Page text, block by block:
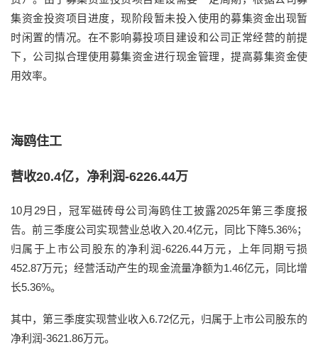
集资金投资项目进度，现阶段暂未投入使用的募集资金出现暂
时闲置的情况。在不影响募投项目建设和公司正常经营的前提
下，公司拟合理使用募集资金进行现金管理，提高募集资金使
用效率。
海鸥住工
营收20.4亿，净利润-6226.44万
10月29日，冠军磁砖母公司海鸥住工披露2025年第三季度报
告。前三季度公司实现营业总收入20.4亿元，同比下降5.36%；
归属于上市公司股东的净利润-6226.44万元，上年同期亏损
452.87万元；经营活动产生的现金流量净额为1.46亿元，同比增
长5.36%。
其中，第三季度实现营业收入6.72亿元，归属于上市公司股东的
净利润-3621.86万元。